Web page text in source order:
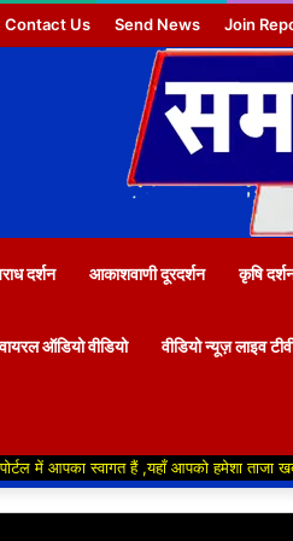
Contact Us Send News Join
दर्शन आकाशवाणी दूरदर्शन कृषि
वायरल ऑडियो वीडियो वीडियो न्यूज़ लाइव
स्वागत हैं ,यहाँ आपको हमेशा ताजा खबरों से